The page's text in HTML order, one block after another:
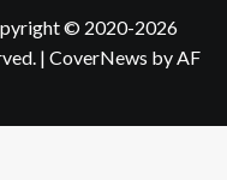
© 2020-2026
| CoverNews by AF